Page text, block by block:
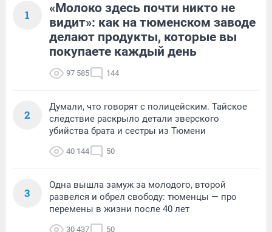
1
«Молоко здесь почти никто не
видит»: как на тюменском заводе
делают продукты, которые вы
покупаете каждый день
97 585 144
2
Думали, что говорят с полицейским. Тайское
следствие раскрыло детали зверского
убийства брата и сестры из Тюмени
40 144 50
3
Одна вышла замуж за молодого, второй
развелся и обрел свободу: тюменцы — про
перемены в жизни после 40 лет
30 437 50